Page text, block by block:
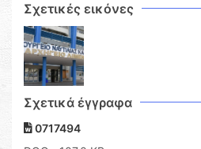
Σχετικές εικόνες
Σχετικά έγγραφα
0717494